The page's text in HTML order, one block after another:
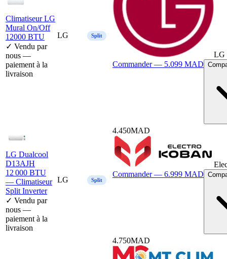
Climatiseur LG
Mural On/Off
12000 BTU
✓ Vendu par
nous —
paiement à la
livraison
LG Split
LG
Commander — 5.099 MAD
LG Dualcool
D13AJH
12 000 BTU
— Climatiseur
Split Inverter
✓ Vendu par
nous —
paiement à la
livraison
LG Split
4.450MAD
Commander — 6.999 MAD
4.750MAD